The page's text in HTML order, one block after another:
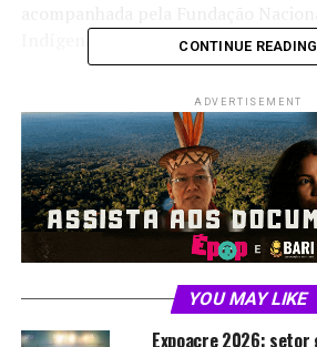
destacaram a importância de
garantir que a floresta fosse
dinâmica. Shatsi Piyãko,
afirmou:“No começo, temi que a
transformasse em um cemitério do
encontrei um olhar vivo no trabalho
A iniciativa integra a Temporada
CONTINUE READING
ADVERTISEMENT
YOU MAY LIKE
Expoacre 2026: